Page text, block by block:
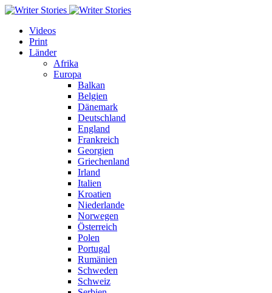
Videos
Print
Länder
Afrika
Europa
Balkan
Belgien
Dänemark
Deutschland
England
Frankreich
Georgien
Griechenland
Irland
Italien
Kroatien
Niederlande
Norwegen
Österreich
Polen
Portugal
Rumänien
Schweden
Schweiz